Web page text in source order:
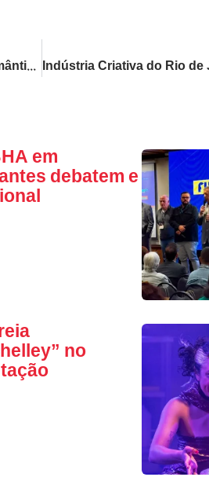
Sobrado da Cidade: Jantar Romântico com Música ao Vivo e Experiências Afetivas no Rio Antigo para o Dia dos Namorados
em
debatem e
no